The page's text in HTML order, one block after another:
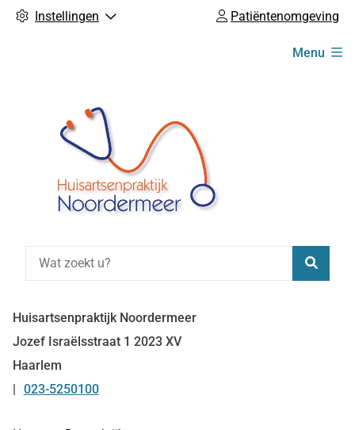
Instellingen Patiëntenomgeving
Menu
Huisartsenpraktijk Noordermeer
Jozef Israëlsstraat 1 2023 XV
Haarlem
Tel:
023-5250100